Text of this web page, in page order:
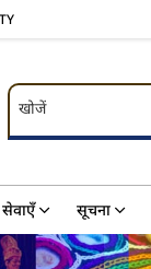
खोजें
खोजें
सेवाएँ सूचना